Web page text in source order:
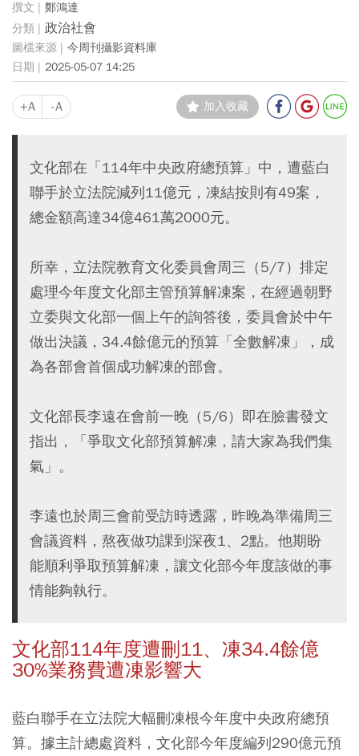
鄭鴻達
政治社會
今周刊攝影資料庫
2025-05-07 14:25
+A -A 加入收藏
文化部在「114年中央政府總預算」中，遭藍白
聯手於立法院減列11億元，凍結按則有49案，
總金額高達34億461萬2000元。
所幸，立法院教育文化委員會周三（5/7）排定
處理今年度文化部主管預算解凍案，在經過朝野
立委與文化部一個上午的詢答後，委員會於中午
做出決議，34.4餘億元的預算「全數解凍」，成
為各部會首個成功解凍的部會。
文化部長李遠在會前一晚（5/6）即在臉書發文
指出，「爭取文化部預算解凍，請大家為我們集
氣」。
李遠也於周三會前受訪時透露，昨晚為準備周三
會議資料，熬夜做功課到深夜1、2點。他期盼
能順利爭取預算解凍，讓文化部今年度該做的事
情能夠執行。
文化部114年度遭刪11、凍34.4餘億
30%業務費遭凍影響大
藍白聯手在立法院大幅刪凍根今年度中央政府總預
算。據主計總處資料，文化部今年度編列290億元預